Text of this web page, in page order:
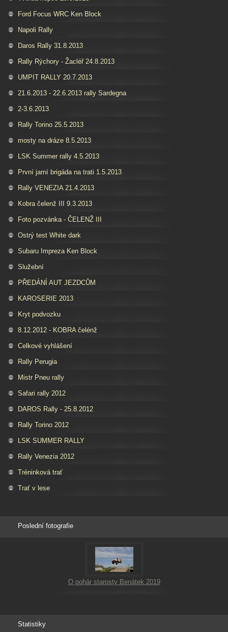
Ford Focus WRC Ken Block
Napoli Rally
Daros Rally 31.8.2013
Rally Rýchory - Žacléř 24.8.2013
UMPIT RALLY 20.7.2013
21.6.2013 - 22.6.2013 rally Sardegna
2-3.6.2013
Rally Torino 25.5.2013
mosty na dráze 8.5.2013
LSK Summer rally 4.5.2013
První jarní brigáda na trati 1.5.2013
Rally VENEZIA 21.4.2013
Kobra čelenž III 9.3.2013
Foto pozvánka - ČELENŽ III
Ostrý test White dark
Subaru Impreza Ken Block
Služební
PŘEDÁNÍ AUT JEZDCŮM
KAROSERIE 2013
Kryt podvozku
8.12.2012 - KOBRA čelénž
Celkové vyhlášení
Rally Perugia
Mistr Pneu rally
Safari rally 2012
DAROS Rally - 25.8.2012
Rally Torino 2012
LSK SUMMER RALLY
Rally Venezia 2012
Tréninková trať
Trať v lese
Poslední fotografie
O pohár starosty Benátek 2019
Statistiky